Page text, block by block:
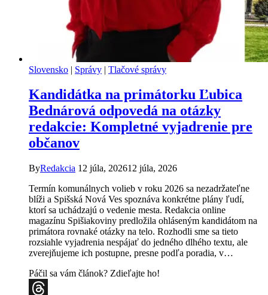
Slovensko | Správy | Tlačové správy
Kandidátka na primátorku Ľubica
Bednárová odpovedá na otázky
redakcie: Kompletné vyjadrenie pre
občanov
ByRedakcia 12 júla, 202612 júla, 2026
Termín komunálnych volieb v roku 2026 sa nezadržateľne
blíži a Spišská Nová Ves spoznáva konkrétne plány ľudí,
ktorí sa uchádzajú o vedenie mesta. Redakcia online
magazínu Spišiakoviny predložila ohláseným kandidátom na
primátora rovnaké otázky na telo. Rozhodli sme sa tieto
rozsiahle vyjadrenia nespájať do jedného dlhého textu, ale
zverejňujeme ich postupne, presne podľa poradia, v…
Páčil sa vám článok? Zdieľajte ho!